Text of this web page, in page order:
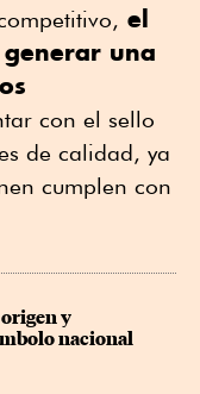
el
una
con el sello
de calidad, ya
cumplen con
y
nacional